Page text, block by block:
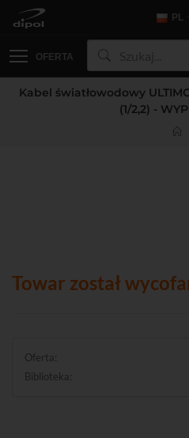
PL
OFERTA
Kabel światłowodowy
(1/2,2) -
Towar został
Oferta:
Biblioteka: